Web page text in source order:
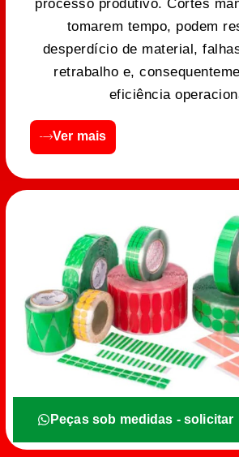
processo produtivo. Cortes
tomarem tempo, podem
desperdício de material,
retrabalho e,
eficiência
Ver mais
Peças sob medidas - solicitar